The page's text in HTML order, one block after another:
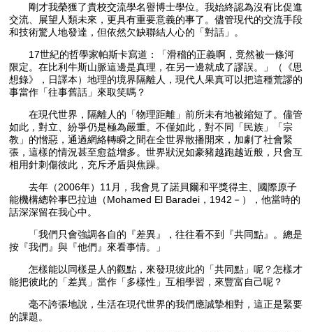
剛才我榮獲了貴校交流學名譽博士學位。我始終認為沒有比促進
交流、展望人類未來，更具有重要意義的事了。儘管現代的交流手段
和技術驚人地發達，但依然欠缺聯結人心的「對話」。
17世紀的哲學家帕斯卡寫道：「滑稽的正義啊，竟然被一條河
限定。在比利牛斯山脈這邊是真理，在另一邊就成了謬誤。」（《思
想錄》，日譯本）地理的境界隔離人，現代人果真可以把這種荒謬的
事當作「往事舊話」來取笑嗎？
在現代世界，隔離人的「物理距離」前所未有地被縮短了。儘管
如此，對立、紛爭仍是極為嚴重。不僅如此，對不同「民族」「宗
教」的憎惡，通過網絡轉瞬之間在全世界散播開來，加劇了社會緊
張，這樣的情況甚至愈益增多。世界狀況如豪豬越跑越近般，只會互
相用針刺傷彼此，充斥矛盾與焦躁。
去年（2006年）11月，我會見了諾貝爾和平獎得主、國際原子
能機構總幹事巴拉迪（Mohamed El Baradei，1942－），他當時的
話深深留在我心中。
「我們只會強調各自的『差異』，往往看不到『共同點』。總是
按『我們』與『他們』來看事情。」
怎樣能以同樣是人的觀點，來發現彼此的「共同點」呢？怎樣才
能把彼此的「差異」當作「多樣性」互相學習，來豐富自己呢？
毫不誇張地說，生活在現代世界的我們應誠摯相對，這正是緊要
的課題。